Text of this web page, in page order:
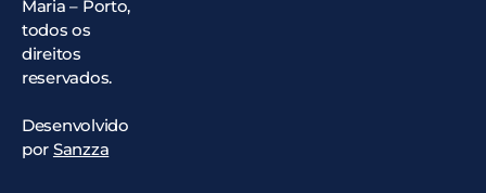
Maria – Porto,
todos os
direitos
reservados.
Desenvolvido
por Sanzza